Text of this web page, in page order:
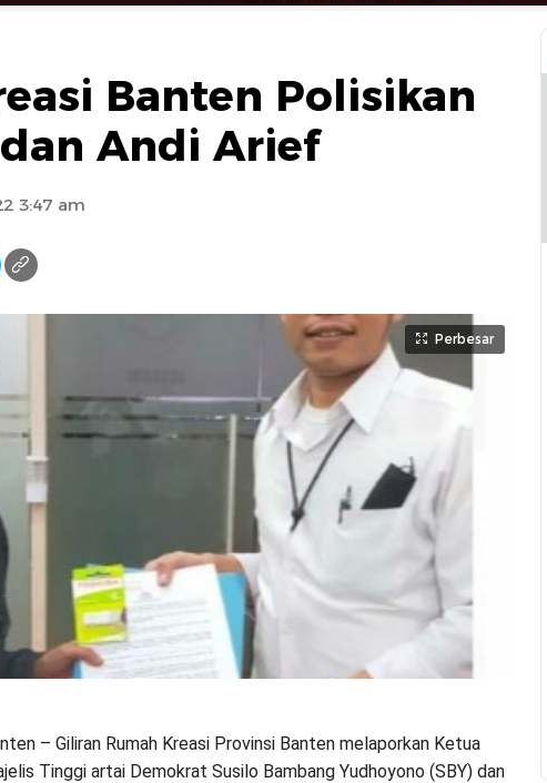
Banten Polisikan
dan Andi Arief
3:47 am
Perbesar
– Giliran Rumah Kreasi Provinsi Banten melaporkan Ketua
Tinggi artai Demokrat Susilo Bambang Yudhoyono (SBY) dan